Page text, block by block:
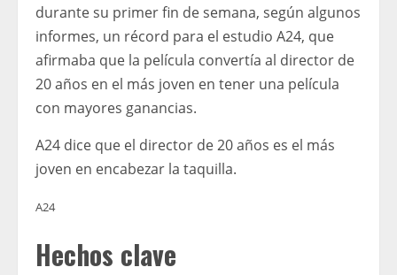
durante su primer fin de semana, según algunos
informes, un récord para el estudio A24, que
afirmaba que la película convertía al director de
20 años en el más joven en tener una película
con mayores ganancias.
A24 dice que el director de 20 años es el más
joven en encabezar la taquilla.
A24
Hechos clave